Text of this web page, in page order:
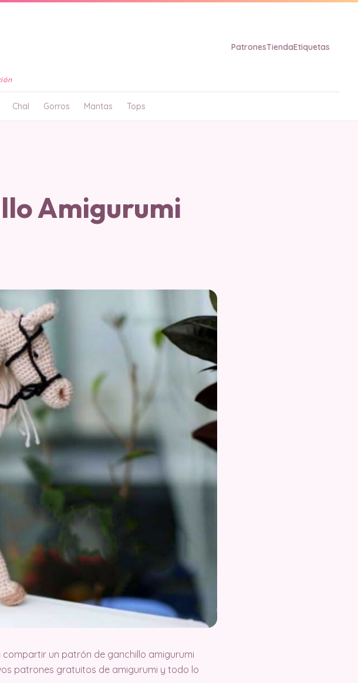
PatronesTiendaEtiquetas
Chal Gorros Mantas Tops
Amigurumi
compartir un patrón de ganchillo amigurumi
patrones gratuitos de amigurumi y todo lo